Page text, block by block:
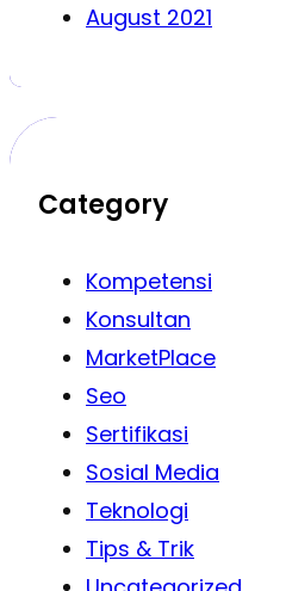
August 2021
Category
Kompetensi
Konsultan
MarketPlace
Seo
Sertifikasi
Sosial Media
Teknologi
Tips & Trik